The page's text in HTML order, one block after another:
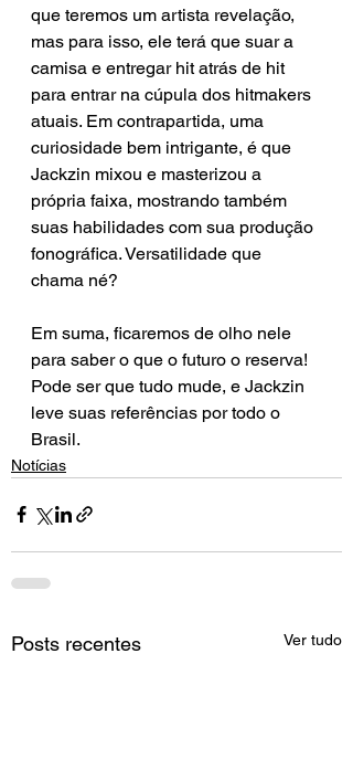
que teremos um artista revelação,
mas para isso, ele terá que suar a
camisa e entregar hit atrás de hit
para entrar na cúpula dos hitmakers
atuais. Em contrapartida, uma
curiosidade bem intrigante, é que
Jackzin mixou e masterizou a
própria faixa, mostrando também
suas habilidades com sua produção
fonográfica. Versatilidade que
chama né?
Em suma, ficaremos de olho nele
para saber o que o futuro o reserva!
Pode ser que tudo mude, e Jackzin
leve suas referências por todo o
Brasil.
Notícias
Posts recentes Ver tudo